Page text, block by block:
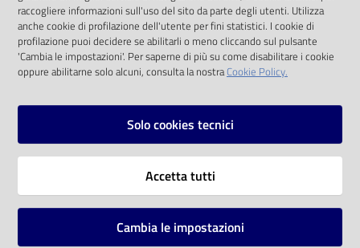
Chiedi al
bibliotecario
Avvisi
comunitaria 2003/98/CE e dal d.lgs. 36/2006
SOCIAL
Instagram
Vai alla pagina
raccogliere informazioni sull'uso del sito da parte degli utenti. Utilizza
anche cookie di profilazione dell'utente per fini statistici. I cookie di
profilazione puoi decidere se abilitarli o meno cliccando sul pulsante
'Cambia le impostazioni'. Per saperne di più su come disabilitare i cookie
oppure abilitarne solo alcuni, consulta la nostraCookie Policy.
Solo cookies tecnici
Accetta tutti
Cambia le impostazioni